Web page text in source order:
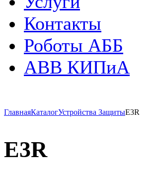
Контакты
Роботы АББ
ABB КИПиА
ГлавнаяКаталогУстройства ЗащитыE3R
E3R